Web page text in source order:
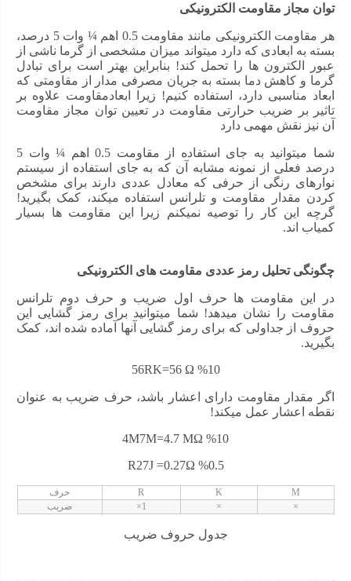
درصد وجود دارد که برای شما مبهم است، میتوانید برای
افزایش اطلاعات و خرید قطعه مناسب در تب راهنما خرید
مهمترین پارامترهایی که برای شناخت مقاومت الکترونیکی
لازم هستند را مطالعه کنید!
توان مجاز مقاومت الکترونیکی
هر مقاومت الکترونیکی مانند مقاومت 0.5 اهم ¼ وات 5 درصد،
بسته به ابعادی که دارد میتواند میزان مشخصی از گرما ناشی از
عبور الکترون ها را تحمل کند! بنابراین بهتر است برای تبادل
گرما و کاهش دما بسته به جریان مصرفی مدار از مقاومتی که
ابعاد مناسبی دارد، استفاده کنیم! زیرا ابعادمقاومت علاوه بر
تاثیر بر ضریب حرارتی مقاومت در تعیین توان مجاز مقاومت
آن نیز نقش مهمی دارد
شما میتوانید به جای استفاده از مقاومت 0.5 اهم ¼ وات 5
درصد فعلی از نمونه مشابه آن که به جای استفاده از سیستم
نوارهای رنگی از حرفی که معادل عددی دارند برای مشخص
کردن مقدار مقاومت و تلرانس استفاده میکند، کمک بگیرید!
گرچه این کار را توصیه نمیکنم زیرا این مقاومت ها بسیار
کمیاب اند.
چگونگی تحلیل رمز عددی مقاومت های الکترونیکی
در این مقاومت ها حرف اول ضریب و حرف دوم تلرانس
مقاومت را نشان میدهد! شما میتوانید برای رمز گشایی این
حروف از جداولی که برای رمز گشایی آنها آماده شده اند، کمک
بگیرید.
56RK=56 Ω %10
اگر مقدار مقاومت دارای اعشار باشد، حرف ضریب به عنوان
نقطه اعشار عمل میکند!
4M7M=4.7 MΩ %10
R27J =0.27Ω %0.5
M
K
R
حرف
×
×
1× ضریب
جدول حروف ضریب